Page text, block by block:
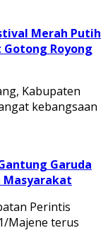
Merah Putih
Royong
Kabupaten
kebangsaan
Garuda
Masyarakat
Perintis
Majene terus